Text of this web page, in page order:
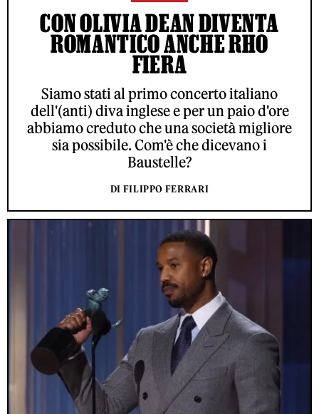
CON OLIVIA DEAN DIVENTA
ROMANTICO ANCHE RHO
FIERA
Siamo stati al primo concerto italiano
dell'(anti) diva inglese e per un paio d'ore
abbiamo creduto che una società migliore
sia possibile. Com'è che dicevano i
Baustelle?
DI FILIPPO FERRARI